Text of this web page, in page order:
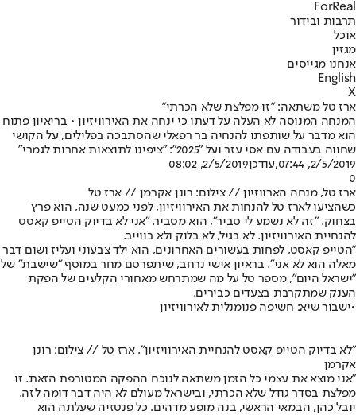
ForReal
תרבות ובידור
אוכל
מגזין
אנחנו מגייסים
English
X
ארז טל משתאה: "זו מפלצת שלא הכרתי"
המנחה המנוסה לא העלה על דעתו כי ינחה את האירוויזיון • בריאיון פתוח
הוא מדבר על שותפתו להנחיה בר רפאלי שהסתבכה בפלילים, על הקושי
שחווה בעבודה עם אסי עזר ועל "2025": "ציפינו לתוצאות אחרות לגמרי"
2/5/2019, 07:44
,עודכן2/5/2019, 08:02
0
ארז טל, מנחה הארווזיון // צילום: רונן אקרמן // ארז טל
כשהציעו לארז טל להנחות את האירוויזיון, לפני כמעט שנה, הוא פרץ
בצחוק. "זה לא נשמע לי סביר", הוא מסביר. "אני לא בדיוק הטייפ קאסט
להנחיית האירוויזיון. לא בגיל, לא בלוק ולא בווייב.
"הטייפ קאסט, לפחות בעשורים האחרונים, הוא ילד צבעוני ועליז ושום דבר
מאלה הוא לא אני". בראיון אישי נרחב, שיתפרסם מחר במוסף "שישבת" של
"ישראל היום", מספר טל על מה שמתרחש מאחורי הקלעים של הפקת
הענק שמתקרבת בצעדים כבירים.
•ישבור שיא: חשיפה פנומנלית לאירוויזיון
"לא בדיוק הטייפ קאסט להנחיית האירוויזיון". ארז טל // צילום: רונן
אקרמן
"אני מוצא את עצמי כל הזמן משתאה לנוכח ההפקה המטורפת הזאת. זו
מפלצת בסדר גודל שלא הכרתי, ובישראל מעולם לא היה דבר דומה לזה.
יובל כהן, הבמאי הראשי, בנה מופע מדהים. כל פנטזיה שעלתה הוא